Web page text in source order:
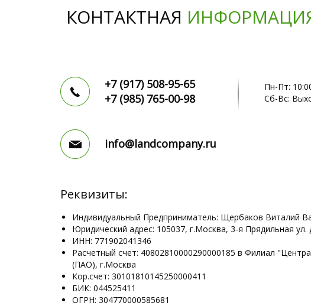
КОНТАКТНАЯ
+7 (917) 508-95-65
+7 (985) 765-00-98
Пн-Пт:
Сб-Вс:
info@landcompany.ru
Реквизиты:
Индивидуальный Предприниматель: Щербаков Виталий
Юридический адрес: 105037, г.Москва, 3-я Прядильная ул.
ИНН: 771902041346
Расчетный счет: 40802810000290000185 в Филиал
(ПАО), г.Москва
Кор.счет: 30101810145250000411
БИК: 044525411
ОГРН: 304770000585681